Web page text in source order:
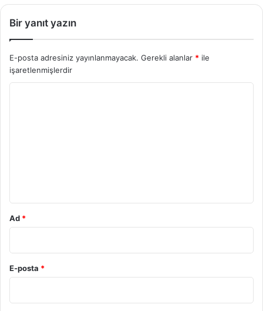
Bir yanıt yazın
E-posta adresiniz yayınlanmayacak. Gerekli alanlar * ile
işaretlenmişlerdir
Ad *
E-posta *